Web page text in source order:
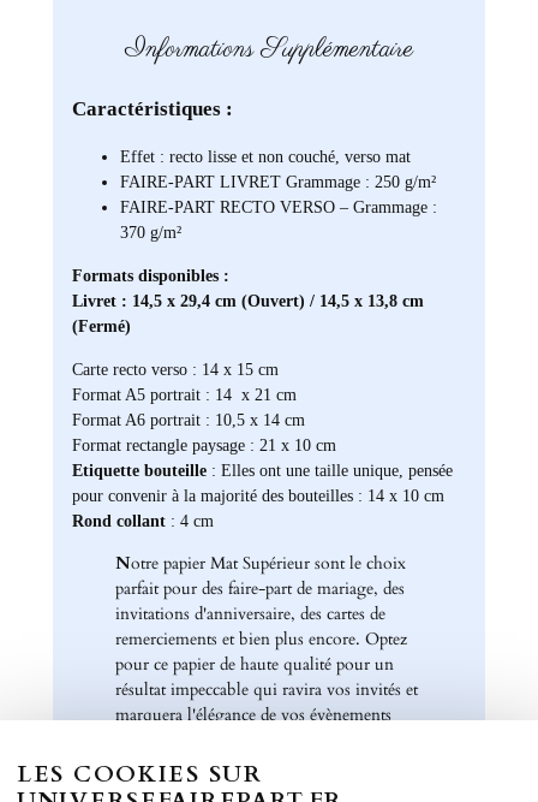
Informations Supplémentaire
Caractéristiques :
Effet : recto lisse et non couché, verso mat
FAIRE-PART LIVRET Grammage : 250 g/m²
FAIRE-PART RECTO VERSO – Grammage :
370 g/m²
Formats disponibles :
Livret : 14,5 x 29,4 cm (Ouvert) / 14,5 x 13,8 cm
(Fermé)
Carte recto verso : 14 x 15 cm
Format A5 portrait : 14 x 21 cm
Format A6 portrait : 10,5 x 14 cm
Format rectangle paysage : 21 x 10 cm
Etiquette bouteille: Elles ont une taille unique, pensée
pour convenir à la majorité des bouteilles : 14 x 10 cm
Rond collant : 4 cm
Notre papier Mat Supérieur sont le choix
parfait pour des faire-part de mariage, des
invitations d'anniversaire, des cartes de
remerciements et bien plus encore. Optez
pour ce papier de haute qualité pour un
résultat impeccable qui ravira vos invités et
marquera l'élégance de vos évènements
créativité et personnalisez nos papiers Mat
Supérieur pour créer des souvenirs uniques
LES COOKIES SUR